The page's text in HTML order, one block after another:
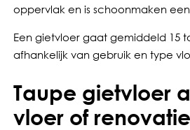
oppervlak en is schoonmaken
Een gietvloer gaat gemiddeld 15
afhankelijk van gebruik en type
Taupe gietvloer
vloer of renovatie